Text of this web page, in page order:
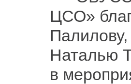
ЦСО»
Наталью
в